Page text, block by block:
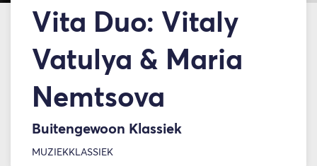
Vita Duo: Vitaly
Vatulya & Maria
Nemtsova
Buitengewoon Klassiek
MUZIEKKLASSIEK